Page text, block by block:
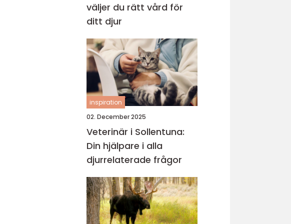
väljer du rätt vård för
ditt djur
inspiration
02. December 2025
Veterinär i Sollentuna:
Din hjälpare i alla
djurrelaterade frågor